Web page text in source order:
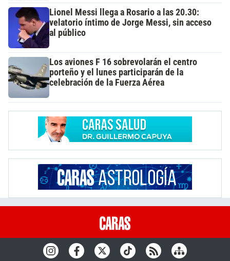
Lionel Messi llega a Rosario a las 20.30:
velatorio íntimo de Jorge Messi, sin acceso
al público
Los aviones F 16 sobrevolarán el centro
porteño y el lunes participarán de la
celebración de la Fuerza Aérea